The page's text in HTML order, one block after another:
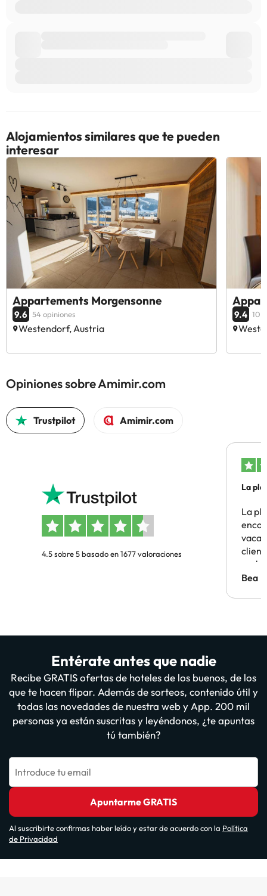
indicaciones. Para garantizar la reserva, es necesario abonar un
depósito mediante transferencia bancaria. Una vez efectuada la
reserva, el establecimiento se pondrá en contacto con los
huéspedes para facilitarles las instrucciones necesarias.
Gestionado por un particular
Algunos de los servicios detallados pueden ser de pago. Puedes
consultar sus tarifas directamente en el establecimiento. Toda la
información de esta ficha está sujeta a cambios por parte del
alojamiento. Si tienes dudas, contáctanos.
Alojamientos similares que te pueden
interesar
Appartements Morgensonne
9.6 54 opiniones
Westendorf, Austria
9.4 10
Opiniones sobre Amimir.com
Trustpilot Amimir.com
4.5 sobre 5 basado en 1677 valoraciones
La
La
Bea
Entérate antes que nadie
Recibe GRATIS ofertas de hoteles de los buenos, de los
que te hacen flipar. Además de sorteos, contenido útil y
todas las novedades de nuestra web y App. 200 mil
personas ya están suscritas y leyéndonos, ¿te apuntas
tú también?
Introduce tu email
Apuntarme GRATIS
Al suscribirte confirmas haber leído y estar de acuerdo con la Política
de Privacidad